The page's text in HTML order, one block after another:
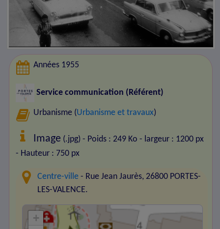
Années 1955
Service communication (Référent)
Urbanisme (Urbanisme et travaux)
Image (.jpg) - Poids : 249 Ko - largeur : 1200 px
- Hauteur : 750 px
Centre-ville - Rue Jean Jaurès, 26800 PORTES-
LES-VALENCE.
+